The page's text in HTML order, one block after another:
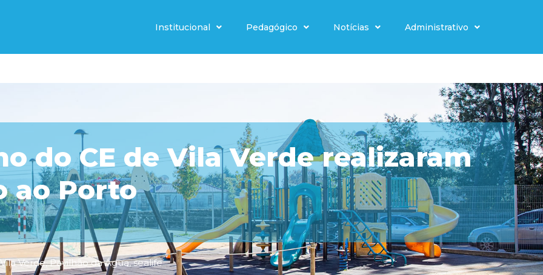
Institucional Pedagógico Notícias Administrativo
do CE de Vila Verde realizaram
ao Porto
Verde,Pavilhão da Água,sealife